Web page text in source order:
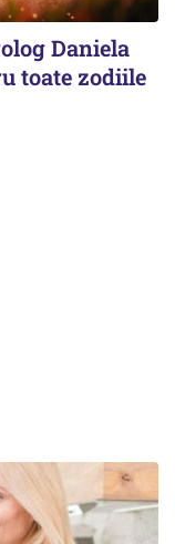
Daniela
toate zodiile